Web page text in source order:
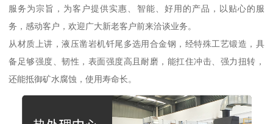
服务为宗旨，为客户提供实惠、智能、好用的产品，以贴心的服
务，感动客户，欢迎广大新老客户前来洽谈业务。
从材质上讲，液压凿岩机钎尾多选用合金钢，经特殊工艺锻造，具
备足够强度、韧性，表面强度高且耐磨，能扛住冲击、强力扭转，
还能抵御矿水腐蚀，使用寿命长。